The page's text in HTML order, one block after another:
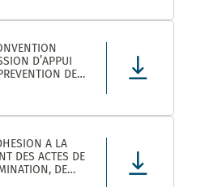
D’APPUI
DES
A LA
DES ACTES DE
DE